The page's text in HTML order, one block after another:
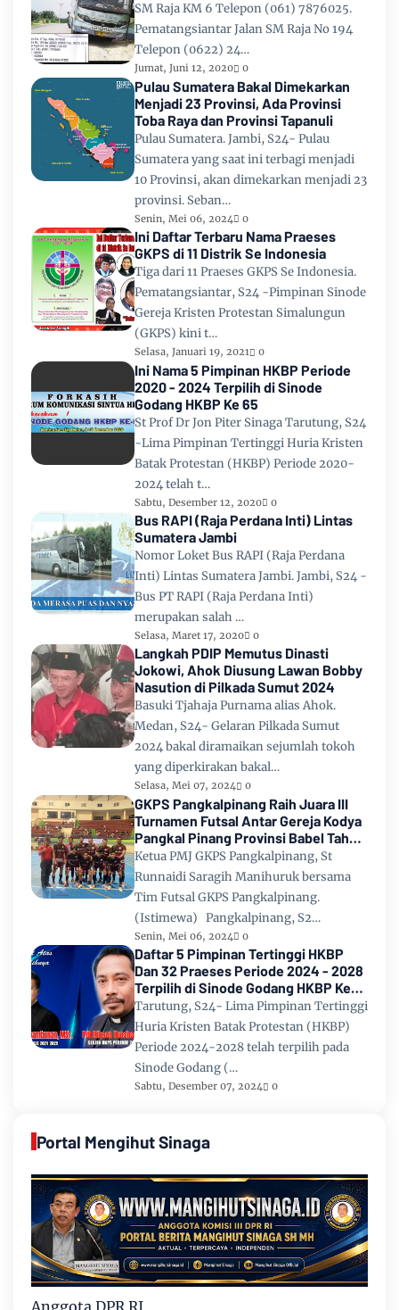
SM Raja KM 6 Telepon (061) 7876025.
Pematangsiantar Jalan SM Raja No 194
Telepon (0622) 24…
Jumat, Juni 12, 2020 0
Pulau Sumatera Bakal Dimekarkan
Menjadi 23 Provinsi, Ada Provinsi
Toba Raya dan Provinsi Tapanuli
Pulau Sumatera. Jambi, S24- Pulau
Sumatera yang saat ini terbagi menjadi
10 Provinsi, akan dimekarkan menjadi 23
provinsi. Seban…
Senin, Mei 06, 2024 0
Ini Daftar Terbaru Nama Praeses
GKPS di 11 Distrik Se Indonesia
Tiga dari 11 Praeses GKPS Se Indonesia.
Pematangsiantar, S24 -Pimpinan Sinode
Gereja Kristen Protestan Simalungun
(GKPS) kini t…
Selasa, Januari 19, 2021 0
Ini Nama 5 Pimpinan HKBP Periode
2020 - 2024 Terpilih di Sinode
Godang HKBP Ke 65
St Prof Dr Jon Piter Sinaga Tarutung, S24
-Lima Pimpinan Tertinggi Huria Kristen
Batak Protestan (HKBP) Periode 2020-
2024 telah t…
Sabtu, Desember 12, 2020 0
Bus RAPI (Raja Perdana Inti) Lintas
Sumatera Jambi
Nomor Loket Bus RAPI (Raja Perdana
Inti) Lintas Sumatera Jambi. Jambi, S24 -
Bus PT RAPI (Raja Perdana Inti)
merupakan salah …
Selasa, Maret 17, 2020 0
Langkah PDIP Memutus Dinasti
Jokowi, Ahok Diusung Lawan Bobby
Nasution di Pilkada Sumut 2024
Basuki Tjahaja Purnama alias Ahok.
Medan, S24- Gelaran Pilkada Sumut
2024 bakal diramaikan sejumlah tokoh
yang diperkirakan bakal…
Selasa, Mei 07, 2024 0
GKPS Pangkalpinang Raih Juara III
Turnamen Futsal Antar Gereja Kodya
Pangkal Pinang Provinsi Babel Tahun
2024
Ketua PMJ GKPS Pangkalpinang, St
Runnaidi Saragih Manihuruk bersama
Tim Futsal GKPS Pangkalpinang.
(Istimewa) Pangkalpinang, S2…
Senin, Mei 06, 2024 0
Daftar 5 Pimpinan Tertinggi HKBP
Dan 32 Praeses Periode 2024 - 2028
Terpilih di Sinode Godang HKBP Ke
67 Tahun 2024
Tarutung, S24- Lima Pimpinan Tertinggi
Huria Kristen Batak Protestan (HKBP)
Periode 2024-2028 telah terpilih pada
Sinode Godang (…
Sabtu, Desember 07, 2024 0
Portal Mengihut Sinaga
Anggota DPR RI